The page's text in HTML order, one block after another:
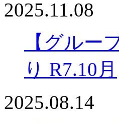
2025.11.08
【グルー
り R7.10月
2025.08.14